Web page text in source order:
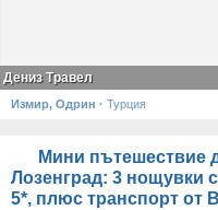
Дениз Травел
Измир, Одрин · Турция
Мини пътешествие
Лозенград: 3 нощувки
5*, плюс транспорт от